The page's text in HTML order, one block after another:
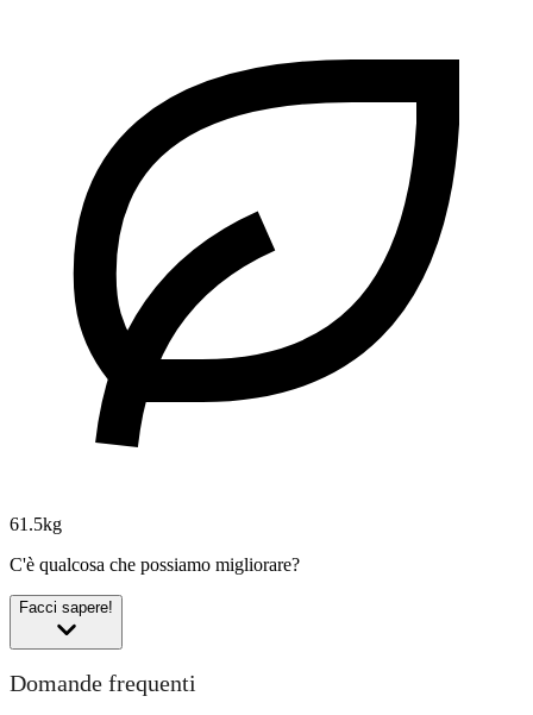
61.5kg
C'è qualcosa che possiamo migliorare?
Facci sapere!
Domande frequenti